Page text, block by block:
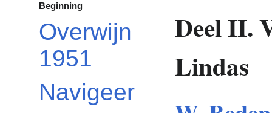
Beginning
Overwijn
1951
Navigeer
Deel II.
Lindas